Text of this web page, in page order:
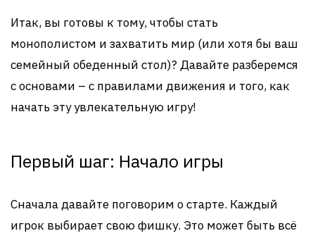
Итак, вы готовы к тому, чтобы стать
монополистом и захватить мир (или хотя бы ваш
семейный обеденный стол)? Давайте разберемся
с основами – с правилами движения и того, как
начать эту увлекательную игру!
Первый шаг: Начало игры
Сначала давайте поговорим о старте. Каждый
игрок выбирает свою фишку. Это может быть всё